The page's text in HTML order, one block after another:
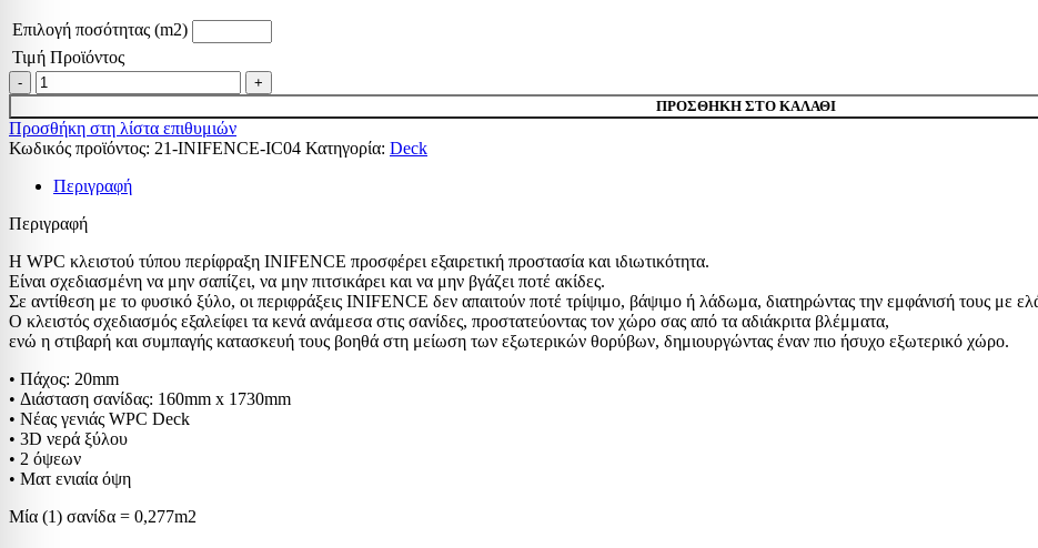
Επιλογή ποσότητας (m2)
Τιμή Προϊόντος
ΠΡΟΣΘΉΚΗ ΣΤΟ ΚΑΛΆΘΙ
Προσθήκη στη λίστα επιθυμιών
Κωδικός προϊόντος: 21-INIFENCE-IC04 Κατηγορία: Deck
Περιγραφή
Περιγραφή
Η WPC κλειστού τύπου περίφραξη INIFENCE προσφέρει εξαιρετική προστασία και ιδιωτικότητα.
Είναι σχεδιασμένη να μην σαπίζει, να μην πιτσικάρει και να μην βγάζει ποτέ ακίδες.
Σε αντίθεση με το φυσικό ξύλο, οι περιφράξεις INIFENCE δεν απαιτούν ποτέ τρίψιμο, βάψιμο ή λάδωμα, διατηρώντας την εμφάνισή τους με
Ο κλειστός σχεδιασμός εξαλείφει τα κενά ανάμεσα στις σανίδες, προστατεύοντας τον χώρο σας από τα αδιάκριτα βλέμματα,
ενώ η στιβαρή και συμπαγής κατασκευή τους βοηθά στη μείωση των εξωτερικών θορύβων, δημιουργώντας έναν πιο ήσυχο εξωτερικό χώρο.
• Πάχος: 20mm
• Διάσταση σανίδας: 160mm x 1730mm
• Νέας γενιάς WPC Deck
• 3D νερά ξύλου
• 2 όψεων
• Ματ ενιαία όψη
Μία (1) σανίδα = 0,277m2